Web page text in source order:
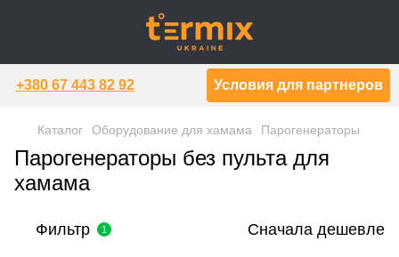
+380 67 443 82 92 Условия для партнеров
Каталог Оборудование для хамама Парогенераторы
Парогенераторы без пульта для
хамама
Фильтр 1 Сначала дешевле